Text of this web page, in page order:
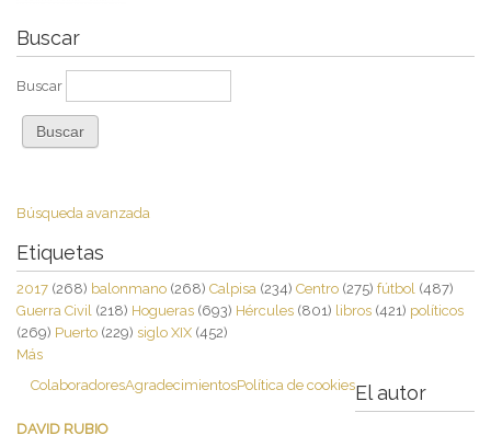
Buscar
Buscar
Búsqueda avanzada
Etiquetas
2017 (268) balonmano (268) Calpisa (234) Centro (275) fútbol (487)
Guerra Civil (218) Hogueras (693) Hércules (801) libros (421) políticos
(269) Puerto (229) siglo XIX (452)
Más
ColaboradoresAgradecimientosPolítica de cookiesEl autor
DAVID RUBIO